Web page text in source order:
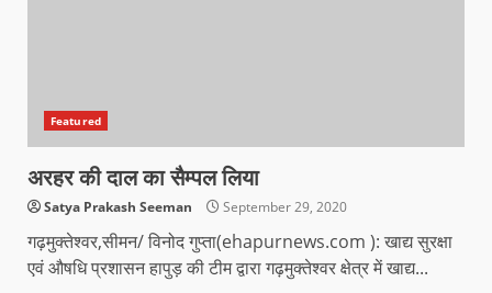
Featured
अरहर की दाल का सैम्पल लिया
Satya Prakash Seeman September 29, 2020
गढ़मुक्तेश्वर,सीमन/ विनोद गुप्ता(ehapurnews.com ): खाद्य सुरक्षा
एवं औषधि प्रशासन हापुड़ की टीम द्वारा गढ़मुक्तेश्वर क्षेत्र में खाद्य...